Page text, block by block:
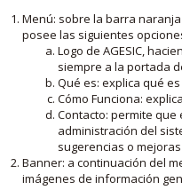
Menú: sobre la barra
posee las siguientes
Logo de AGESIC,
siempre a la portada
Qué es: explica qué
Cómo Funciona:
Contacto: permite
administración del
sugerencias o
Banner: a continuación del
imágenes de información